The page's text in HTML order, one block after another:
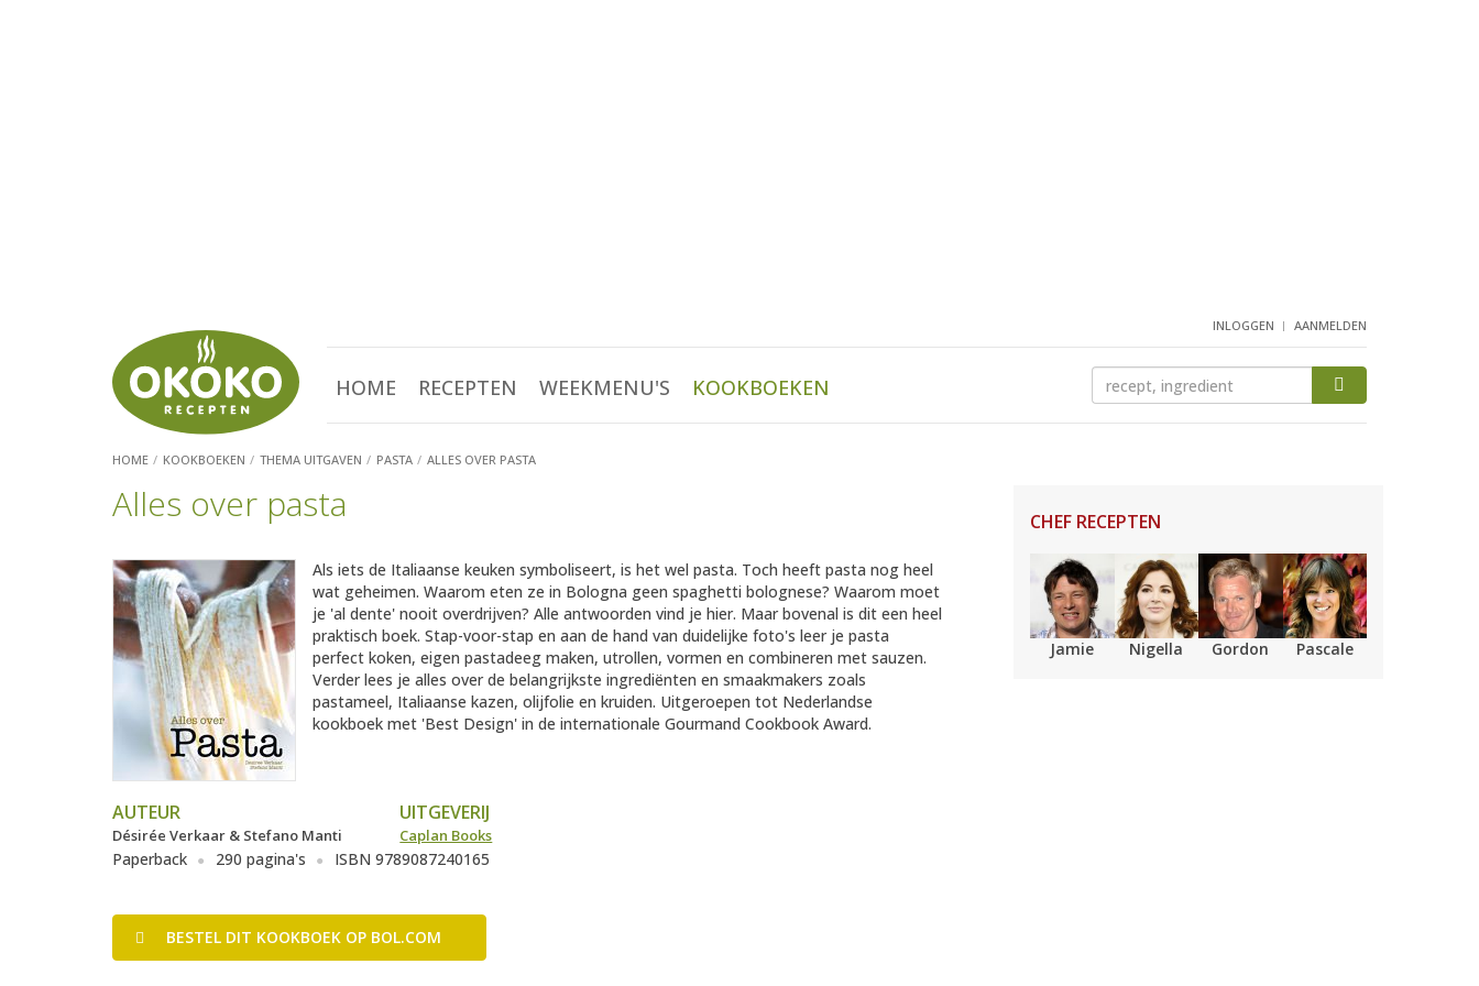
INLOGGEN AANMELDEN
HOME RECEPTEN WEEKMENU'S KOOKBOEKEN
HOME KOOKBOEKEN THEMA UITGAVEN PASTA ALLES OVER PASTA
Alles over pasta
Als iets de Italiaanse keuken symboliseert, is het wel pasta. Toch heeft pasta nog heel
wat geheimen. Waarom eten ze in Bologna geen spaghetti bolognese? Waarom moet
je 'al dente' nooit overdrijven? Alle antwoorden vind je hier. Maar bovenal is dit een heel
praktisch boek. Stap-voor-stap en aan de hand van duidelijke foto's leer je pasta
perfect koken, eigen pastadeeg maken, utrollen, vormen en combineren met sauzen.
Verder lees je alles over de belangrijkste ingrediënten en smaakmakers zoals
pastameel, Italiaanse kazen, olijfolie en kruiden. Uitgeroepen tot Nederlandse
kookboek met 'Best Design' in de internationale Gourmand Cookbook Award.
AUTEUR
Désirée Verkaar & Stefano Manti
UITGEVERIJ
Caplan Books
Paperback 290 pagina's ISBN 9789087240165
BESTEL DIT KOOKBOEK OP BOL.COM
CHEF RECEPTEN
Jamie Nigella Gordon Pascale